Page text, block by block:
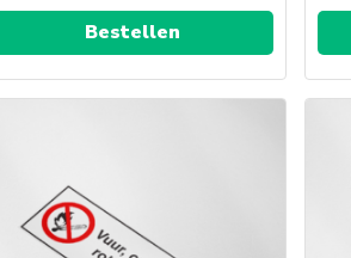
Bestellen
Dit
Deze